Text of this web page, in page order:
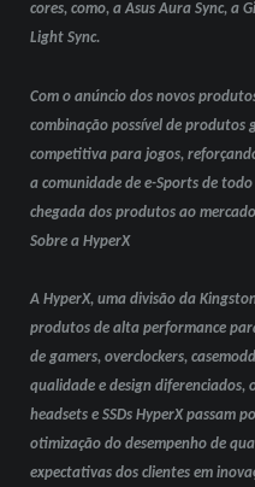
cores, como, a Asus Aura Sync, a
Light Sync.
Com o anúncio dos novos
combinação possível de produtos
competitiva para jogos,
a comunidade de e-Sports de
chegada dos produtos ao
Sobre a HyperX
A HyperX, uma divisão da
produtos de alta performance
de gamers, overclockers,
qualidade e design diferenciados,
headsets e SSDs HyperX passam
otimização do desempenho de
expectativas dos clientes em